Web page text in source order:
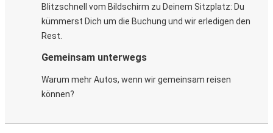
Blitzschnell vom Bildschirm zu Deinem Sitzplatz: Du
kümmerst Dich um die Buchung und wir erledigen den
Rest.
Gemeinsam unterwegs
Warum mehr Autos, wenn wir gemeinsam reisen
können?